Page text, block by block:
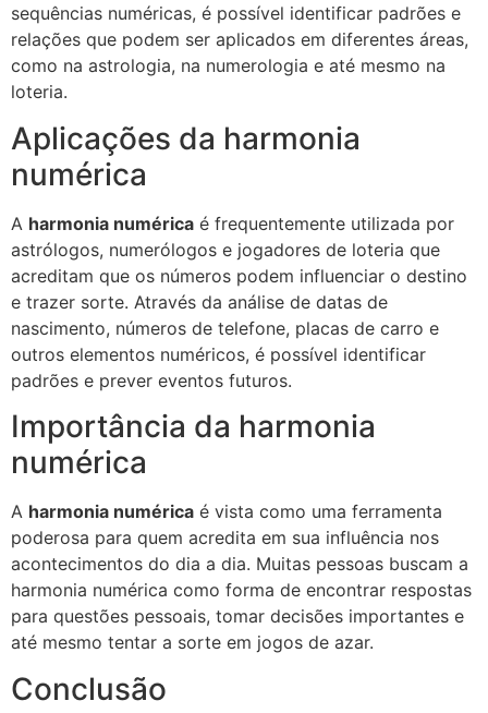
sequências numéricas, é possível identificar padrões e
relações que podem ser aplicados em diferentes áreas,
como na astrologia, na numerologia e até mesmo na
loteria.
Aplicações da harmonia
numérica
A harmonia numérica é frequentemente utilizada por
astrólogos, numerólogos e jogadores de loteria que
acreditam que os números podem influenciar o destino
e trazer sorte. Através da análise de datas de
nascimento, números de telefone, placas de carro e
outros elementos numéricos, é possível identificar
padrões e prever eventos futuros.
Importância da harmonia
numérica
A harmonia numérica é vista como uma ferramenta
poderosa para quem acredita em sua influência nos
acontecimentos do dia a dia. Muitas pessoas buscam a
harmonia numérica como forma de encontrar respostas
para questões pessoais, tomar decisões importantes e
até mesmo tentar a sorte em jogos de azar.
Conclusão